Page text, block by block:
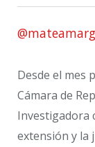
Desde el mes
Cámara de
Investigadora
extensión y la